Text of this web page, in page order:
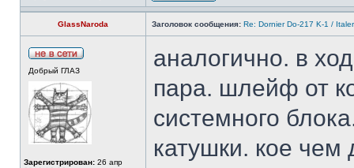
GlassNaroda Заголовок сообщения: Re: Dornier Do-217 K-1 /
Добрый ГЛАЗ
Зарегистрирован: 26 апр
аналогично. в
пара. шлейф от
системного
катушки. кое чем